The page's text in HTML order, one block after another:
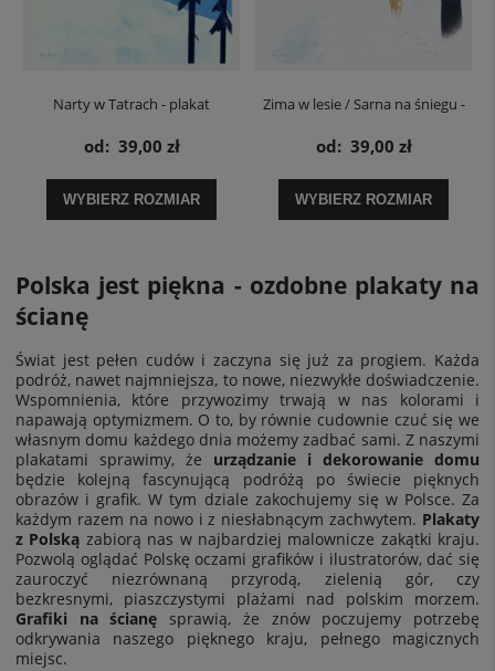
Narty w Tatrach - plakat
od: 39,00 zł
WYBIERZ ROZMIAR
Zima w lesie / Sarna na śniegu -
plakat
od: 39,00 zł
WYBIERZ ROZMIAR
Polska jest piękna - ozdobne plakaty na
ścianę
Świat jest pełen cudów i zaczyna się już za progiem. Każda
podróż, nawet najmniejsza, to nowe, niezwykłe doświadczenie.
Wspomnienia, które przywozimy trwają w nas kolorami i
napawają optymizmem. O to, by równie cudownie czuć się we
własnym domu każdego dnia możemy zadbać sami. Z naszymi
plakatami sprawimy, że urządzanie i dekorowanie domu
będzie kolejną fascynującą podróżą po świecie pięknych
obrazów i grafik. W tym dziale zakochujemy się w Polsce. Za
każdym razem na nowo i z niesłabnącym zachwytem. Plakaty
z Polską zabiorą nas w najbardziej malownicze zakątki kraju.
Pozwolą oglądać Polskę oczami grafików i ilustratorów, dać się
zauroczyć niezrównaną przyrodą, zielenią gór, czy
bezkresnymi, piaszczystymi plażami nad polskim morzem.
Grafiki na ścianę sprawią, że znów poczujemy potrzebę
odkrywania naszego pięknego kraju, pełnego magicznych
miejsc.